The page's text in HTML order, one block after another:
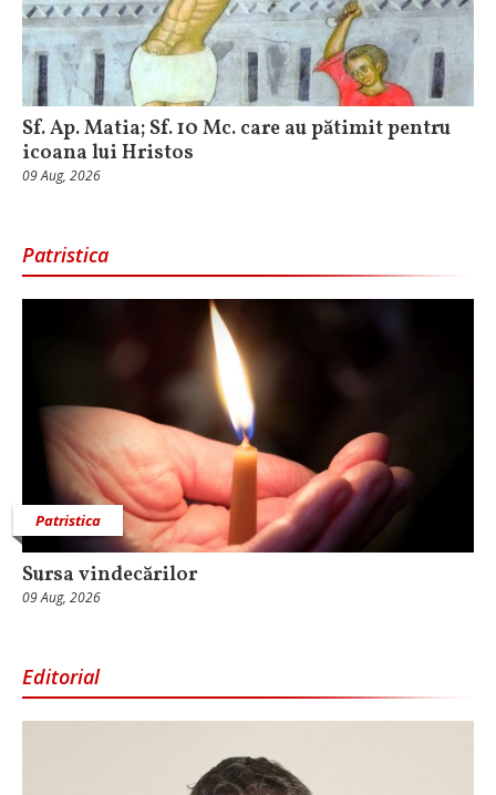
Sf. Ap. Matia; Sf. 10 Mc. care au pătimit pentru
icoana lui Hristos
09 Aug, 2026
Patristica
Patristica
Sursa vindecărilor
09 Aug, 2026
Editorial